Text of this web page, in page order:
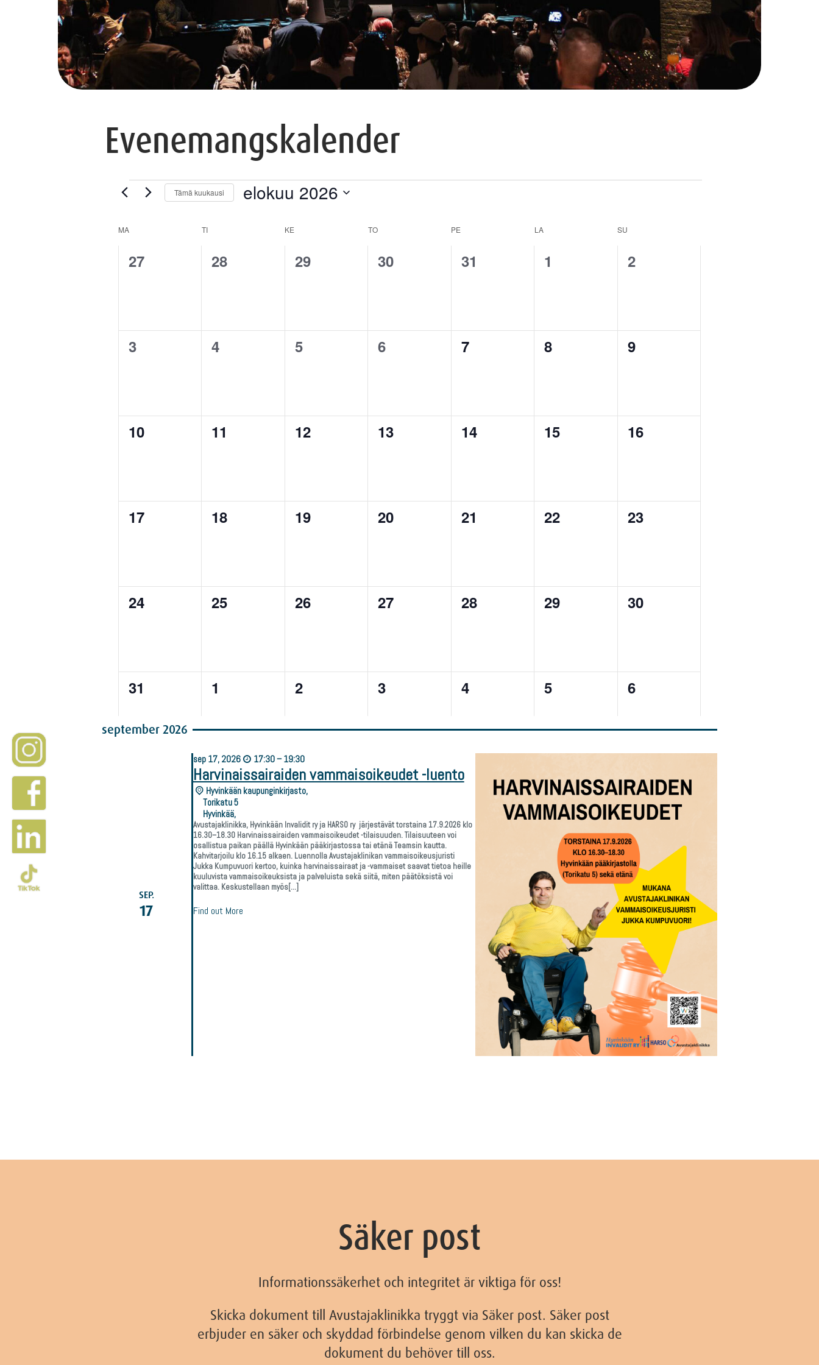
Evenemangskalender
september 2026
SEP.
17
sep 17, 2026 17:30 – 19:30
Harvinaissairaiden vammaisoikeudet -luento
Hyvinkään kaupunginkirjasto,
Torikatu 5
Hyvinkää,
Avustajaklinikka, Hyvinkään Invalidit ry ja HARSO ry järjestävät torstaina 17.9.2026 klo
16.30–18.30 Harvinaissairaiden vammaisoikeudet -tilaisuuden. Tilaisuuteen voi
osallistua paikan päällä Hyvinkään pääkirjastossa tai etänä Teamsin kautta.
Kahvitarjoilu klo 16.15 alkaen. Luennolla Avustajaklinikan vammaisoikeusjuristi
Jukka Kumpuvuori kertoo, kuinka harvinaissairaat ja -vammaiset saavat tietoa heille
kuuluvista vammaisoikeuksista ja palveluista sekä siitä, miten päätöksistä voi
valittaa. Keskustellaan myös[…]
Find out More
Säker post
Informationssäkerhet och integritet är viktiga för oss!
Skicka dokument till Avustajaklinikka tryggt via Säker post. Säker post
erbjuder en säker och skyddad förbindelse genom vilken du kan skicka de
dokument du behöver till oss.